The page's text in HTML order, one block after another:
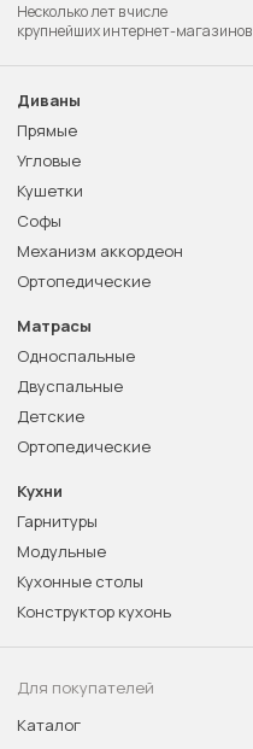
Несколько лет в числе
крупнейших интернет-магазинов
Диваны
Прямые
Угловые
Кушетки
Софы
Механизм аккордеон
Ортопедические
Матрасы
Односпальные
Двуспальные
Детские
Ортопедические
Кухни
Гарнитуры
Модульные
Кухонные столы
Конструктор кухонь
Для покупателей
Каталог